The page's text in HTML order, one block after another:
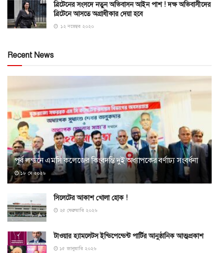
ব্রিটেনের সংসদে নতুন অভিবাসন আইন পাশ ! দক্ষ অভিবাসীদের
ব্রিটেনে আসতে অগ্রাধীকার দেয়া হবে
১২ নভেম্বর ২০২০
Recent News
পূর্ব লন্ডনে এমসি কলেজের কিংবদন্তি দুই অধ্যাপকের বর্ণাঢ্য সংবর্ধনা
১৮ মে ২০২৬
সিলেটের আকাশ খোলা হোক !
২৫ ফেব্রুয়ারি ২০২৬
টাওয়ার হ্যামলেটস ইন্ডিপেন্ডেন্ট পার্টির আনুষ্ঠানিক আত্মপ্রকাশ
১৫ জানুয়ারি ২০২৬